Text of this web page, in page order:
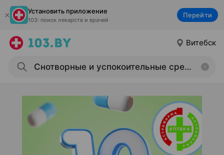
Установить приложение
103: поиск лекарств и врачей
Перейти
Витебск